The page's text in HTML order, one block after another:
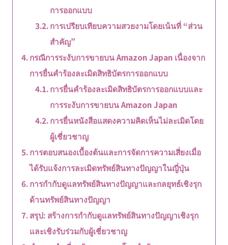
การออกแบบ
การเปรียบเทียบความสวยงามโดยเน้นที่ “ส่วน
สำคัญ”
กรณีการระงับการขายบน Amazon Japan เนื่องจาก
การยื่นคำร้องละเมิดสิทธิบัตรการออกแบบ
การยื่นคำร้องละเมิดสิทธิบัตรการออกแบบและ
การระงับการขายบน Amazon Japan
การยื่นหนังสือแสดงความคิดเห็นไม่ละเมิดโดย
ผู้เชี่ยวชาญ
การตอบสนองเบื้องต้นและการจัดการความเสี่ยงเมื่อ
ได้รับแจ้งการละเมิดทรัพย์สินทางปัญญาในญี่ปุ่น
การกำกับดูแลทรัพย์สินทางปัญญาและกลยุทธ์เชิงรุก
ด้านทรัพย์สินทางปัญญา
สรุป: สร้างการกำกับดูแลทรัพย์สินทางปัญญาเชิงรุก
และเชิงรับร่วมกับผู้เชี่ยวชาญ